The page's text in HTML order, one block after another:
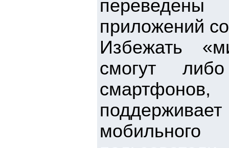
приложений
Избежать
смогут